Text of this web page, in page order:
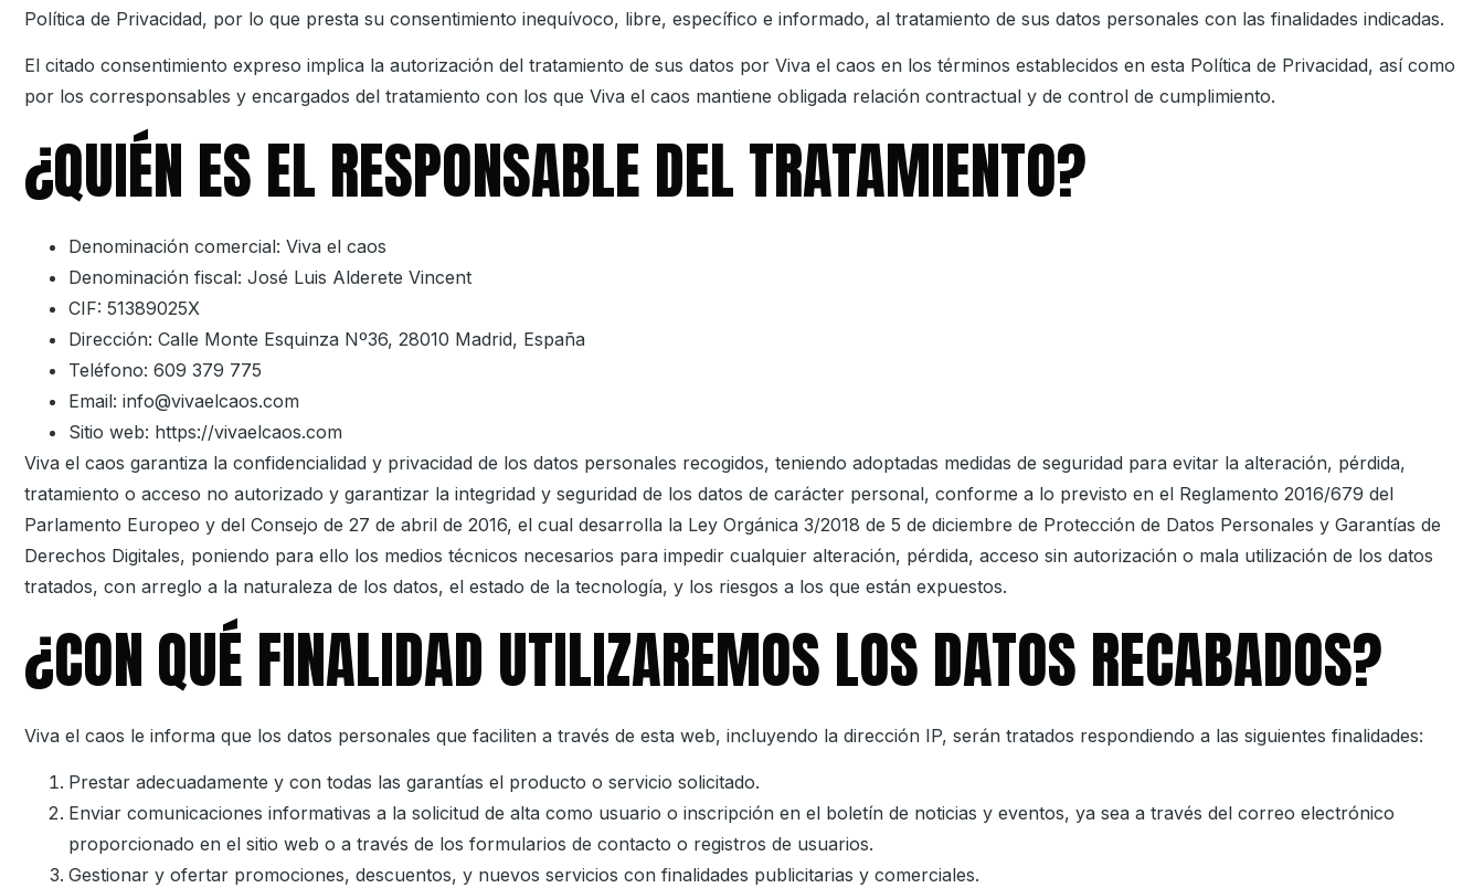
Política de Privacidad, por lo que presta su consentimiento inequívoco, libre, específico e informado, al tratamiento de sus datos personales con las finalidades indicadas.
El citado consentimiento expreso implica la autorización del tratamiento de sus datos por Viva el caos en los términos establecidos en esta Política de Privacidad, así como
por los corresponsables y encargados del tratamiento con los que Viva el caos mantiene obligada relación contractual y de control de cumplimiento.
¿QUIÉN ES EL RESPONSABLE DEL TRATAMIENTO?
Denominación comercial: Viva el caos
Denominación fiscal: José Luis Alderete Vincent
CIF: 51389025X
Dirección: Calle Monte Esquinza Nº36, 28010 Madrid, España
Teléfono: 609 379 775
Email: info@vivaelcaos.com
Sitio web: https://vivaelcaos.com
Viva el caos garantiza la confidencialidad y privacidad de los datos personales recogidos, teniendo adoptadas medidas de seguridad para evitar la alteración, pérdida,
tratamiento o acceso no autorizado y garantizar la integridad y seguridad de los datos de carácter personal, conforme a lo previsto en el Reglamento 2016/679 del
Parlamento Europeo y del Consejo de 27 de abril de 2016, el cual desarrolla la Ley Orgánica 3/2018 de 5 de diciembre de Protección de Datos Personales y Garantías de
Derechos Digitales, poniendo para ello los medios técnicos necesarios para impedir cualquier alteración, pérdida, acceso sin autorización o mala utilización de los datos
tratados, con arreglo a la naturaleza de los datos, el estado de la tecnología, y los riesgos a los que están expuestos.
¿CON QUÉ FINALIDAD UTILIZAREMOS LOS DATOS RECABADOS?
Viva el caos le informa que los datos personales que faciliten a través de esta web, incluyendo la dirección IP, serán tratados respondiendo a las siguientes finalidades:
Prestar adecuadamente y con todas las garantías el producto o servicio solicitado.
Enviar comunicaciones informativas a la solicitud de alta como usuario o inscripción en el boletín de noticias y eventos, ya sea a través del correo electrónico
proporcionado en el sitio web o a través de los formularios de contacto o registros de usuarios.
Gestionar y ofertar promociones, descuentos, y nuevos servicios con finalidades publicitarias y comerciales.